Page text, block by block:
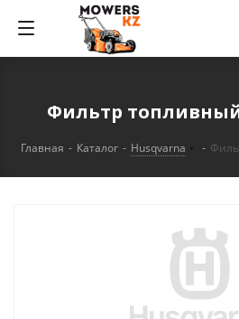
Фильтр топливный
Главная - Каталог - Husqvarna -